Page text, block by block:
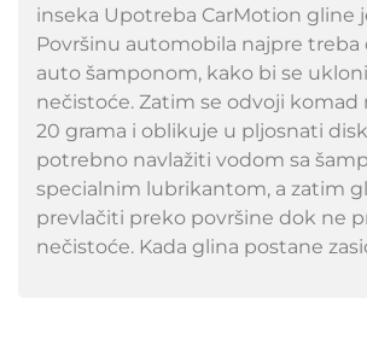
inseka Upotreba CarMotion gline
Površinu automobila najpre treba
auto šamponom, kako bi se
nečistoće. Zatim se odvoji komad
20 grama i oblikuje u pljosnati
potrebno navlažiti vodom sa
specialnim lubrikantom, a zatim
prevlačiti preko površine dok ne
nečistoće. Kada glina postane